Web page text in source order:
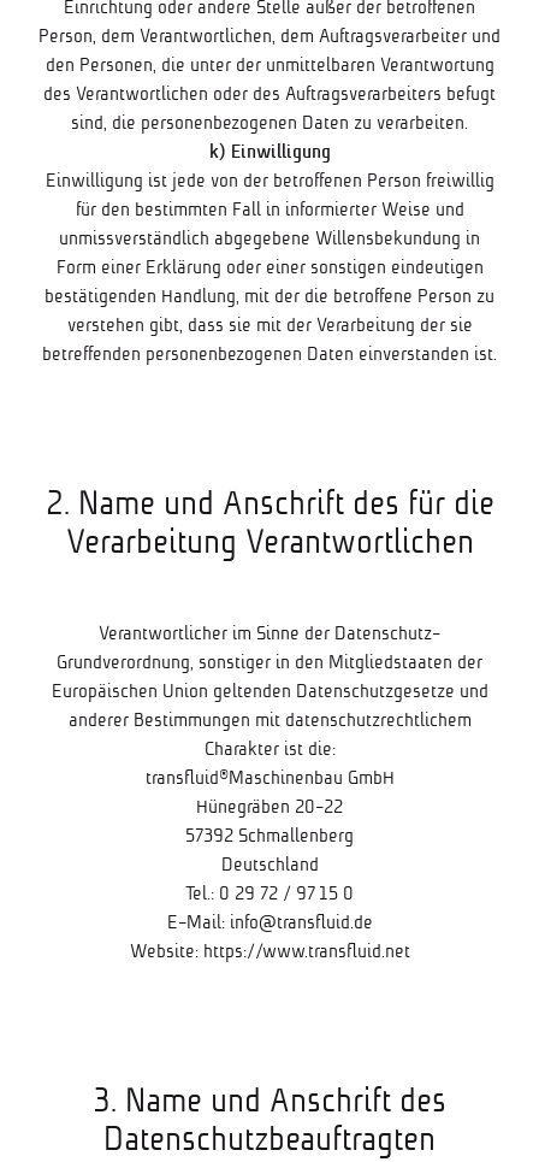
Einrichtung oder andere Stelle außer der betroffenen
Person, dem Verantwortlichen, dem Auftragsverarbeiter und
den Personen, die unter der unmittelbaren Verantwortung
des Verantwortlichen oder des Auftragsverarbeiters befugt
sind, die personenbezogenen Daten zu verarbeiten.
k) Einwilligung
Einwilligung ist jede von der betroffenen Person freiwillig
für den bestimmten Fall in informierter Weise und
unmissverständlich abgegebene Willensbekundung in
Form einer Erklärung oder einer sonstigen eindeutigen
bestätigenden Handlung, mit der die betroffene Person zu
verstehen gibt, dass sie mit der Verarbeitung der sie
betreffenden personenbezogenen Daten einverstanden ist.
2. Name und Anschrift des für die
Verarbeitung Verantwortlichen
Verantwortlicher im Sinne der Datenschutz-
Grundverordnung, sonstiger in den Mitgliedstaaten der
Europäischen Union geltenden Datenschutzgesetze und
anderer Bestimmungen mit datenschutzrechtlichem
Charakter ist die:
transfluid®Maschinenbau GmbH
Hünegräben 20-22
57392 Schmallenberg
Deutschland
Tel.: 0 29 72 / 97 15 0
E-Mail: info@transfluid.de
Website: https://www.transfluid.net
3. Name und Anschrift des
Datenschutzbeauftragten